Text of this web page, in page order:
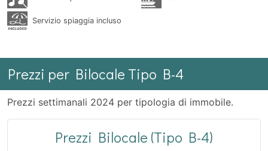
Servizio spiaggia incluso
Prezzi per Bilocale Tipo B-4
Prezzi settimanali 2024 per tipologia di immobile.
Prezzi Bilocale (Tipo B-4)